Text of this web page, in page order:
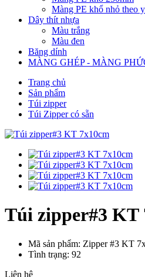
Màng PE khổ nhỏ theo
Dây thít nhựa
Màu trắng
Màu đen
Băng dính
MÀNG GHÉP - MÀNG
Trang chủ
Sản phẩm
Túi zipper
Túi Zipper có sẵn
Túi zipper#3 KT
Mã sản phẩm: Zipper #3 KT
Tình trạng: 92
Liên hệ